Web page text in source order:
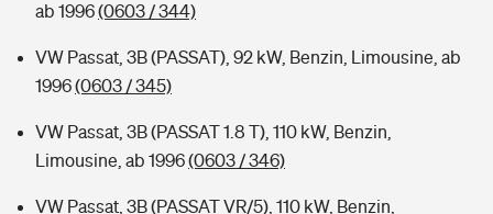
ab 1996(0603 / 344)
VW Passat, 3B (PASSAT), 92 kW, Benzin, Limousine, ab
1996(0603 / 345)
VW Passat, 3B (PASSAT 1.8 T), 110 kW, Benzin,
Limousine, ab 1996(0603 / 346)
VW Passat, 3B (PASSAT VR/5), 110 kW, Benzin,